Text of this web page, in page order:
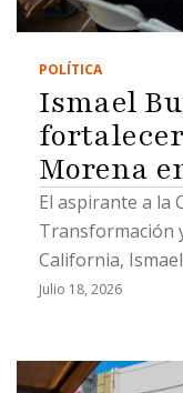
POLÍTICA
Ismael
Morena
El aspirante a la
Transformación
California,
casa por casa y
Julio 18, 2026